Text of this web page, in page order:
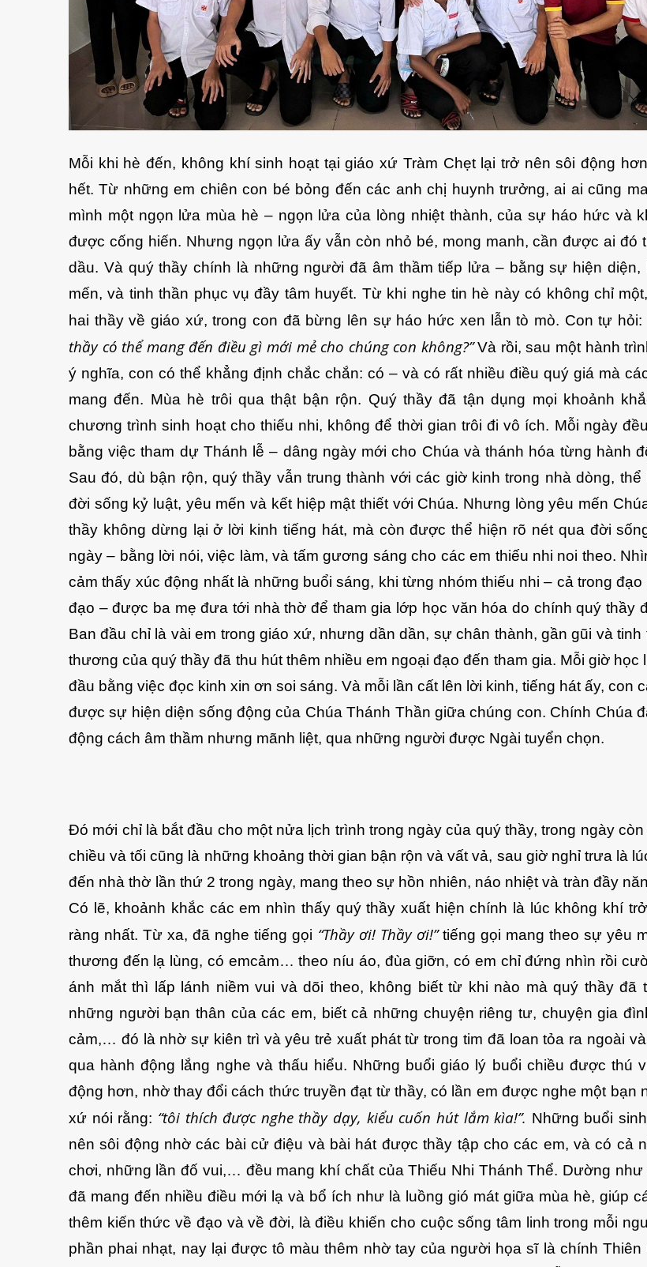
Mỗi khi hè đến, không khí sinh hoạt tại giáo xứ Tràm Chẹt lại trở nên sôi động
hết. Từ những em chiên con bé bỏng đến các anh chị huynh trưởng, ai ai cũng
mình một ngọn lửa mùa hè – ngọn lửa của lòng nhiệt thành, của sự háo hức và
được cống hiến. Nhưng ngọn lửa ấy vẫn còn nhỏ bé, mong manh, cần được ai đó
dầu. Và quý thầy chính là những người đã âm thầm tiếp lửa – bằng sự hiện diện,
mến, và tinh thần phục vụ đầy tâm huyết. Từ khi nghe tin hè này có không chỉ
hai thầy về giáo xứ, trong con đã bừng lên sự háo hức xen lẫn tò mò. Con tự hỏi:
thầy có thể mang đến điều gì mới mẻ cho chúng con không?”Và rồi, sau một hành
ý nghĩa, con có thể khẳng định chắc chắn: có – và có rất nhiều điều quý giá mà
mang đến. Mùa hè trôi qua thật bận rộn. Quý thầy đã tận dụng mọi khoảnh
chương trình sinh hoạt cho thiếu nhi, không để thời gian trôi đi vô ích. Mỗi ngày
bằng việc tham dự Thánh lễ – dâng ngày mới cho Chúa và thánh hóa từng hành
Sau đó, dù bận rộn, quý thầy vẫn trung thành với các giờ kinh trong nhà dòng, thể
đời sống kỷ luật, yêu mến và kết hiệp mật thiết với Chúa. Nhưng lòng yêu mến
thầy không dừng lại ở lời kinh tiếng hát, mà còn được thể hiện rõ nét qua đời
ngày – bằng lời nói, việc làm, và tấm gương sáng cho các em thiếu nhi noi theo.
cảm thấy xúc động nhất là những buổi sáng, khi từng nhóm thiếu nhi – cả trong đạo
đạo – được ba mẹ đưa tới nhà thờ để tham gia lớp học văn hóa do chính quý thầy
Ban đầu chỉ là vài em trong giáo xứ, nhưng dần dần, sự chân thành, gần gũi và tinh
thương của quý thầy đã thu hút thêm nhiều em ngoại đạo đến tham gia. Mỗi giờ học
đầu bằng việc đọc kinh xin ơn soi sáng. Và mỗi lần cất lên lời kinh, tiếng hát ấy, con
được sự hiện diện sống động của Chúa Thánh Thần giữa chúng con. Chính Chúa
động cách âm thầm nhưng mãnh liệt, qua những người được Ngài tuyển chọn.
Đó mới chỉ là bắt đầu cho một nửa lịch trình trong ngày của quý thầy, trong ngày còn
chiều và tối cũng là những khoảng thời gian bận rộn và vất vả, sau giờ nghỉ trưa là
đến nhà thờ lần thứ 2 trong ngày, mang theo sự hồn nhiên, náo nhiệt và tràn đầy
Có lẽ, khoảnh khắc các em nhìn thấy quý thầy xuất hiện chính là lúc không khí
ràng nhất. Từ xa, đã nghe tiếng gọi “Thầy ơi! Thầy ơi!”tiếng gọi mang theo sự yêu
thương đến lạ lùng, có emcảm… theo níu áo, đùa giỡn, có em chỉ đứng nhìn rồi
ánh mắt thì lấp lánh niềm vui và dõi theo, không biết từ khi nào mà quý thầy đã
những người bạn thân của các em, biết cả những chuyện riêng tư, chuyện gia
cảm,… đó là nhờ sự kiên trì và yêu trẻ xuất phát từ trong tim đã loan tỏa ra ngoài
qua hành động lắng nghe và thấu hiểu. Những buổi giáo lý buổi chiều được thú
động hơn, nhờ thay đổi cách thức truyền đạt từ thầy, có lần em được nghe một bạn
xứ nói rằng: “tôi thích được nghe thầy dạy, kiểu cuốn hút lắm kìa!”. Những buổi
nên sôi động nhờ các bài cử điệu và bài hát được thầy tập cho các em, và có cả
chơi, những lần đố vui,… đều mang khí chất của Thiếu Nhi Thánh Thể. Dường như
đã mang đến nhiều điều mới lạ và bổ ích như là luồng gió mát giữa mùa hè, giúp
thêm kiến thức về đạo và về đời, là điều khiến cho cuộc sống tâm linh trong mỗi
phần phai nhạt, nay lại được tô màu thêm nhờ tay của người họa sĩ là chính Thiên